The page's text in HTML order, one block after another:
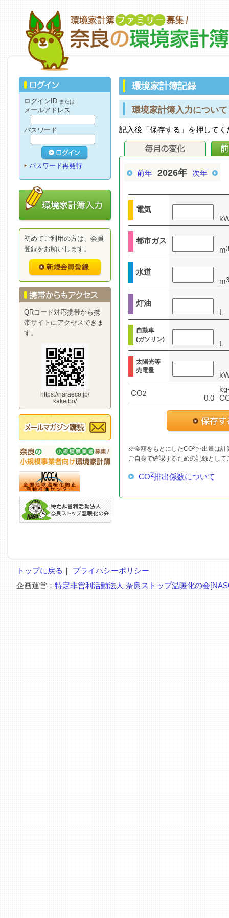
環境家計簿記録
環境家計簿入力について
記入後「保存する」を押してく
前年 2026年 次年
電気
都市ガス
m3
水道
m3
灯油
L
自動車
(ガソリン)
L
太陽光等
売電量
CO2 0.0
※金額をもとにしたCO2排出量は計
ご自身で確認するための記録として
CO2排出係数について
ログインID または
メールアドレス
パスワード
パスワード再発行
初めてご利用の方は、会員
登録をお願いします。
QRコード対応携帯から携
帯サイトにアクセスできま
す。
https://naraeco.jp/
kakeibo/
トップに戻る｜プライバシーポリシー
企画運営：特定非営利活動法人 奈良ストップ温暖化の会